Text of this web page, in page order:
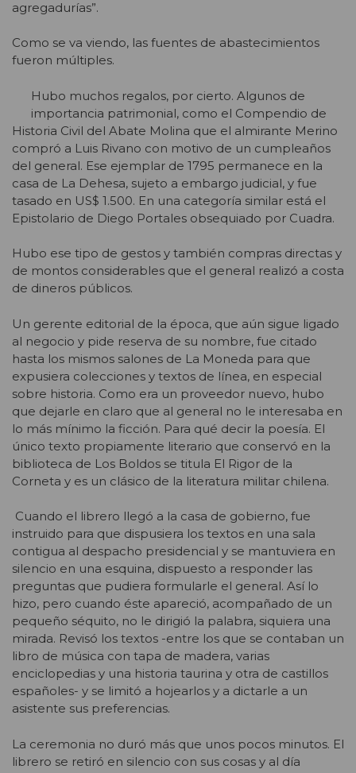
agregadurías”.
Como se va viendo, las fuentes de abastecimientos
fueron múltiples.
Hubo muchos regalos, por cierto. Algunos de
importancia patrimonial, como el Compendio de
Historia Civil del Abate Molina que el almirante Merino
compró a Luis Rivano con motivo de un cumpleaños
del general. Ese ejemplar de 1795 permanece en la
casa de La Dehesa, sujeto a embargo judicial, y fue
tasado en US$ 1.500. En una categoría similar está el
Epistolario de Diego Portales obsequiado por Cuadra.
Hubo ese tipo de gestos y también compras directas y
de montos considerables que el general realizó a costa
de dineros públicos.
Un gerente editorial de la época, que aún sigue ligado
al negocio y pide reserva de su nombre, fue citado
hasta los mismos salones de La Moneda para que
expusiera colecciones y textos de línea, en especial
sobre historia. Como era un proveedor nuevo, hubo
que dejarle en claro que al general no le interesaba en
lo más mínimo la ficción. Para qué decir la poesía. El
único texto propiamente literario que conservó en la
biblioteca de Los Boldos se titula El Rigor de la
Corneta y es un clásico de la literatura militar chilena.
Cuando el librero llegó a la casa de gobierno, fue
instruido para que dispusiera los textos en una sala
contigua al despacho presidencial y se mantuviera en
silencio en una esquina, dispuesto a responder las
preguntas que pudiera formularle el general. Así lo
hizo, pero cuando éste apareció, acompañado de un
pequeño séquito, no le dirigió la palabra, siquiera una
mirada. Revisó los textos -entre los que se contaban un
libro de música con tapa de madera, varias
enciclopedias y una historia taurina y otra de castillos
españoles- y se limitó a hojearlos y a dictarle a un
asistente sus preferencias.
La ceremonia no duró más que unos pocos minutos. El
librero se retiró en silencio con sus cosas y al día